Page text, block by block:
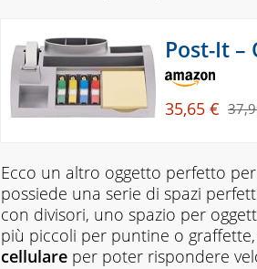
Post-It –
35,65 €
Ecco un altro oggetto perfetto
possiede una serie di spazi
con divisori, uno spazio per
più piccoli per puntine o
cellulare per poter rispondere